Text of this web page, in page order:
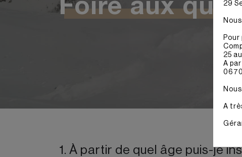
Foire aux
1. À partir de quel âge puis-je
29
Pour
25
A
A